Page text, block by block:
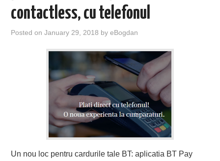
contactless, cu telefonul
Posted onJanuary 29, 2018 byeBogdan
Un nou loc pentru cardurile tale BT: aplicatia BT Pay